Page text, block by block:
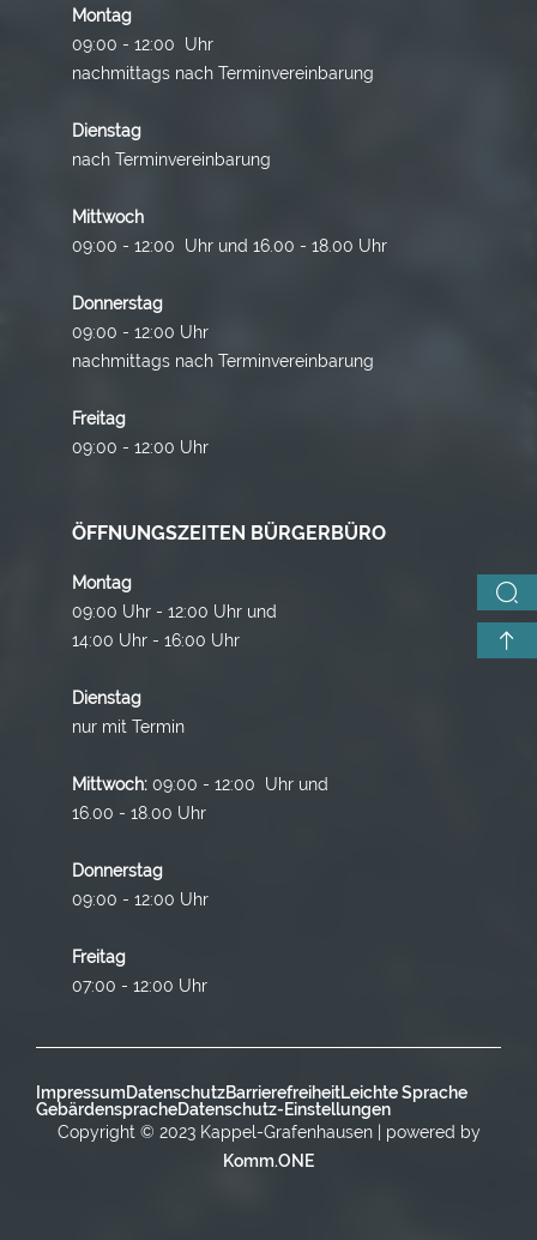
Montag
09:00 - 12:00 Uhr
nachmittags nach Terminvereinbarung
Dienstag
nach Terminvereinbarung
Mittwoch
09:00 - 12:00 Uhr und 16.00 - 18.00 Uhr
Donnerstag
09:00 - 12:00 Uhr
nachmittags nach Terminvereinbarung
Freitag
09:00 - 12:00 Uhr
ÖFFNUNGSZEITEN BÜRGERBÜRO
Montag
09:00 Uhr - 12:00 Uhr und
14:00 Uhr - 16:00 Uhr
Dienstag
nur mit Termin
Mittwoch: 09:00 - 12:00 Uhr und
16.00 - 18.00 Uhr
Donnerstag
09:00 - 12:00 Uhr
Freitag
07:00 - 12:00 Uhr
ImpressumDatenschutzBarrierefreiheitLeichte Sprache
GebärdenspracheDatenschutz-Einstellungen
Copyright © 2023 Kappel-Grafenhausen | powered by
Komm.ONE